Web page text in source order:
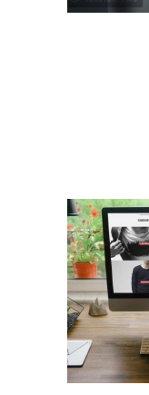
Diseño